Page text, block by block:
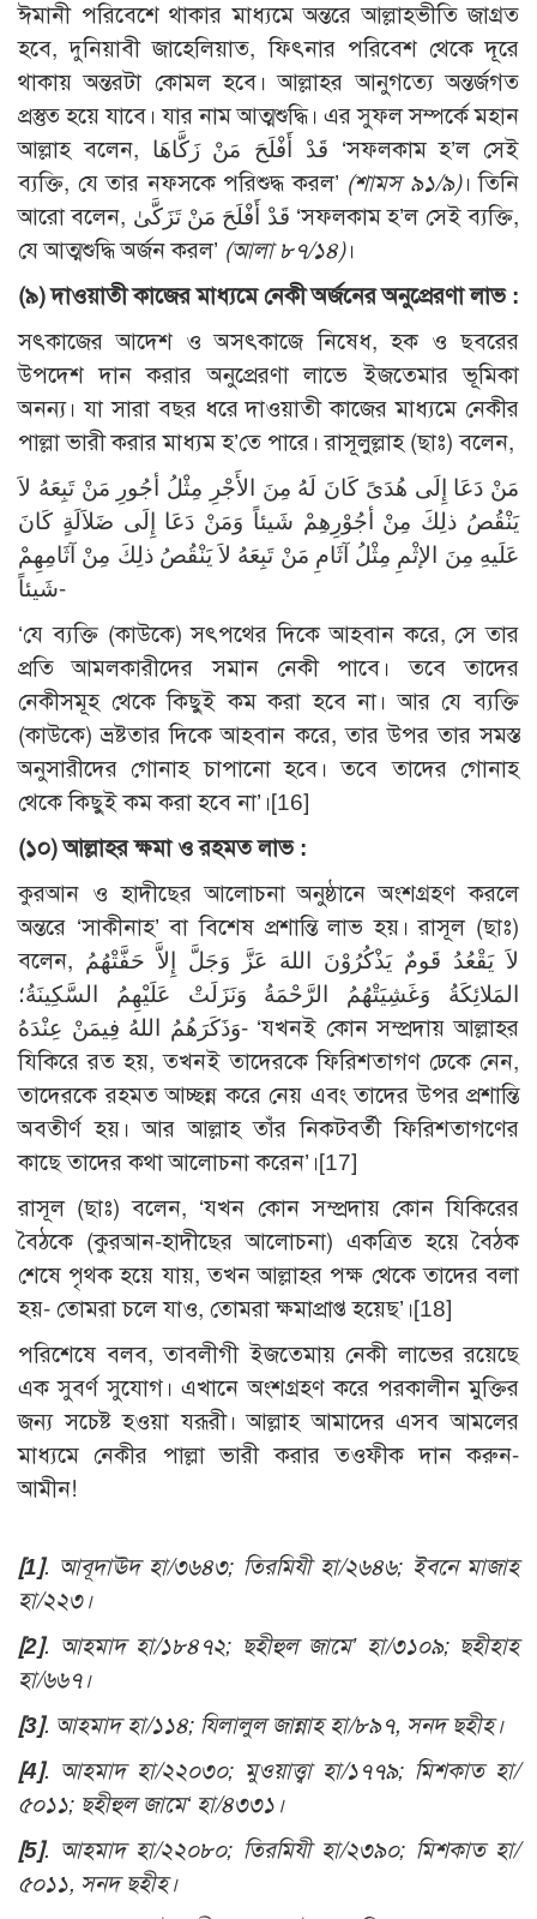
ঈমানী পরিবেশে থাকার মাধ্যমে অন্তরে আল্লাহভীতি জাগ্রত
হবে, দুনিয়াবী জাহেলিয়াত, ফিৎনার পরিবেশ থেকে দূরে
থাকায় অন্তরটা কোমল হবে। আল্লাহর আনুগত্যে অন্তর্জগত
প্রস্তুত হয়ে যাবে। যার নাম আত্মশুদ্ধি। এর সুফল সম্পর্কে মহান
আল্লাহ বলেন, قَدْ أَفْلَحَ مَنْ زَكَّاهَا ‘সফলকাম হ’ল সেই
ব্যক্তি, যে তার নফসকে পরিশুদ্ধ করল’ (শামস ৯১/৯)। তিনি
আরো বলেন, قَدْ أَفْلَحَ مَنْ تَزَكَّىٰ ‘সফলকাম হ’ল সেই ব্যক্তি,
যে আত্মশুদ্ধি অর্জন করল’ (আলা ৮৭/১৪)।
(৯) দাওয়াতী কাজের মাধ্যমে নেকী অর্জনের অনুপ্রেরণা লাভ :
সৎকাজের আদেশ ও অসৎকাজে নিষেধ, হক ও ছবরের
উপদেশ দান করার অনুপ্রেরণা লাভে ইজতেমার ভূমিকা
অনন্য। যা সারা বছর ধরে দাওয়াতী কাজের মাধ্যমে নেকীর
পাল্লা ভারী করার মাধ্যম হ’তে পারে। রাসূলুল্লাহ (ছাঃ) বলেন,
مَنْ دَعَا إِلَى هُدَىً كَانَ لَهُ مِنَ الأَجْرِ مِثْلُ أجُورِ مَنْ تَبِعَهُ لاَ
يَنْقُصُ ذلِكَ مِنْ أجُوْرِهِمْ شَيئاً وَمَنْ دَعَا إِلَى ضَلاَلَةٍ كَانَ
عَلَيهِ مِنَ الإثْمِ مِثْلُ آثَامِ مَنْ تَبِعَهُ لاَ يَنْقُصُ ذلِكَ مِنْ آثَامِهِمْ
شَيئاً-
‘যে ব্যক্তি (কাউকে) সৎপথের দিকে আহবান করে, সে তার
প্রতি আমলকারীদের সমান নেকী পাবে। তবে তাদের
নেকীসমূহ থেকে কিছুই কম করা হবে না। আর যে ব্যক্তি
(কাউকে) ভ্রষ্টতার দিকে আহবান করে, তার উপর তার সমস্ত
অনুসারীদের গোনাহ চাপানো হবে। তবে তাদের গোনাহ
থেকে কিছুই কম করা হবে না’।[16]
(১০) আল্লাহর ক্ষমা ও রহমত লাভ :
কুরআন ও হাদীছের আলোচনা অনুষ্ঠানে অংশগ্রহণ করলে
অন্তরে ‘সাকীনাহ’ বা বিশেষ প্রশান্তি লাভ হয়। রাসূল (ছাঃ)
বলেন, لاَ يَقْعُدُ قَومٌ يَذْكُرُوْنَ اللهَ عَزَّ وَجَلَّ إِلاَّ حَفَّتْهُمُ
المَلائِكَةُ وَغَشِيَتْهُمُ الرَّحْمَةُ وَنَزَلَتْ عَلَيْهِمُ السَّكِينَةُ؛
وَذَكَرَهُمُ اللهُ فِيمَنْ عِنْدَهُ- ‘যখনই কোন সম্প্রদায় আল্লাহর
যিকিরে রত হয়, তখনই তাদেরকে ফিরিশতাগণ ঢেকে নেন,
তাদেরকে রহমত আচ্ছন্ন করে নেয় এবং তাদের উপর প্রশান্তি
অবতীর্ণ হয়। আর আল্লাহ তাঁর নিকটবর্তী ফিরিশতাগণের
কাছে তাদের কথা আলোচনা করেন’।[17]
রাসূল (ছাঃ) বলেন, ‘যখন কোন সম্প্রদায় কোন যিকিরের
বৈঠকে (কুরআন-হাদীছের আলোচনা) একত্রিত হয়ে বৈঠক
শেষে পৃথক হয়ে যায়, তখন আল্লাহর পক্ষ থেকে তাদের বলা
হয়- তোমরা চলে যাও, তোমরা ক্ষমাপ্রাপ্ত হয়েছ’।[18]
পরিশেষে বলব, তাবলীগী ইজতেমায় নেকী লাভের রয়েছে
এক সুবর্ণ সুযোগ। এখানে অংশগ্রহণ করে পরকালীন মুক্তির
জন্য সচেষ্ট হওয়া যরূরী। আল্লাহ আমাদের এসব আমলের
মাধ্যমে নেকীর পাল্লা ভারী করার তওফীক দান করুন-
আমীন!
[1]. আবূদাঊদ হা/৩৬৪৩; তিরমিযী হা/২৬৪৬; ইবনে মাজাহ
হা/২২৩।
[2]. আহমাদ হা/১৮৪৭২; ছহীহুল জামে’ হা/৩১০৯; ছহীহাহ
হা/৬৬৭।
[3]. আহমাদ হা/১১৪; যিলালুল জান্নাহ হা/৮৯৭, সনদ ছহীহ।
[4]. আহমাদ হা/২২০৩০; মুওয়াত্ত্বা হা/১৭৭৯; মিশকাত হা/
৫০১১; ছহীহুল জামে‘ হা/৪৩৩১।
[5]. আহমাদ হা/২২০৮০; তিরমিযী হা/২৩৯০; মিশকাত হা/
৫০১১, সনদ ছহীহ।